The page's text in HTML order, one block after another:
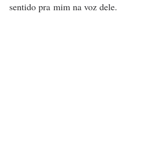
sentido pra mim na voz dele.